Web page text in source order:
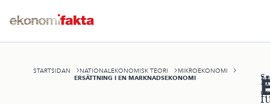
STARTSIDAN NATIONALEKONOMISK TEORI MIKROEKONOMI
ERSÄTTNING I EN MARKNADSEKONOMI